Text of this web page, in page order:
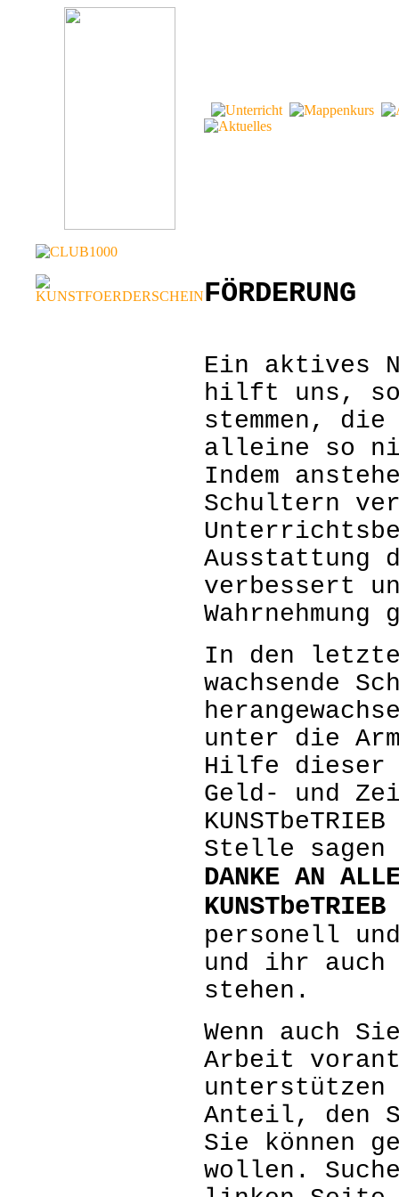
FÖRDERUNG
Ein aktives
hilft uns, so
stemmen, die
alleine so
Indem
Schultern
Ausstattung
verbessert
In den
wachsende
unter die
Hilfe dieser
Geld- und
Stelle sagen
DANKE AN
KUNSTbeTRIEB
personell
und ihr
stehen.
Wenn auch
Arbeit
unterstützen
Anteil, den
Sie können
wollen.